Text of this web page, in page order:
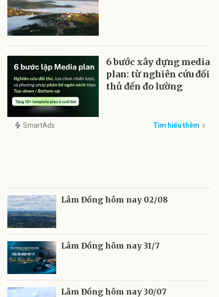
6 bước xây dựng media
plan: từ nghiên cứu đối
thủ đến đo lường
SmartAds Tìm hiểu thêm
Lâm Đồng hôm nay 02/08
Lâm Đồng hôm nay 31/7
Lâm Đồng hôm nay 30/07